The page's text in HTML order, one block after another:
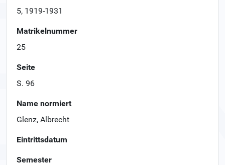
5, 1919-1931
Matrikelnummer
25
Seite
S. 96
Name normiert
Glenz, Albrecht
Eintrittsdatum
Semester